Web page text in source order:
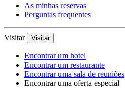
As minhas reservas
Perguntas frequentes
Visitar Visitar
Encontrar um hotel
Encontrar um restaurante
Encontrar uma sala de reuniões
Encontrar uma oferta especial